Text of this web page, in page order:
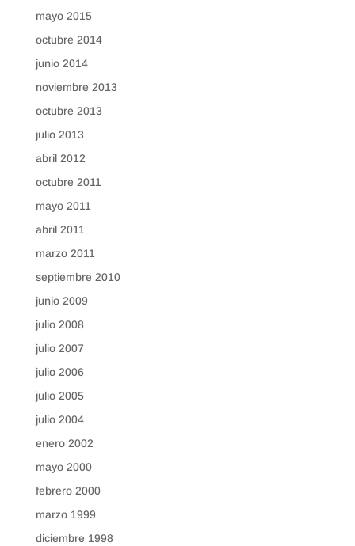
mayo 2015
octubre 2014
junio 2014
noviembre 2013
octubre 2013
julio 2013
abril 2012
octubre 2011
mayo 2011
abril 2011
marzo 2011
septiembre 2010
junio 2009
julio 2008
julio 2007
julio 2006
julio 2005
julio 2004
enero 2002
mayo 2000
febrero 2000
marzo 1999
diciembre 1998